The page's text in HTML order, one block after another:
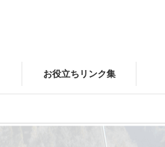
お役立ちリンク集